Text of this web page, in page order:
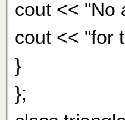
cout << "No
cout << "for
}
};